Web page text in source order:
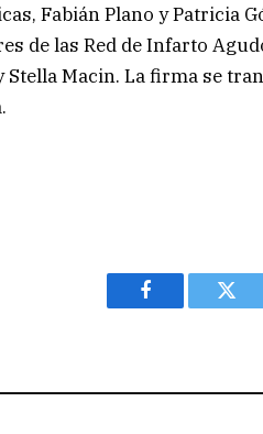
Fabián Plano y Patricia
de las Red de Infarto
Macin. La firma se
Facebook